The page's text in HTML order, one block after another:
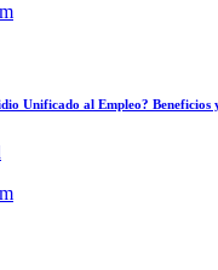
Unificado al Empleo? Beneficios